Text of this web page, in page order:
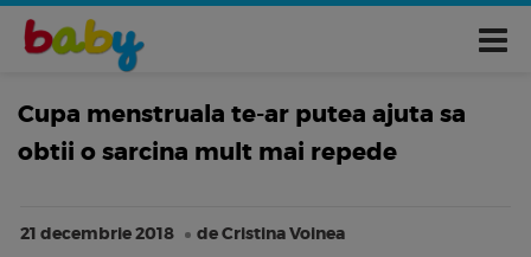
Cupa menstruala te-ar putea ajuta sa
obtii o sarcina mult mai repede
21 decembrie 2018 de Cristina Voinea